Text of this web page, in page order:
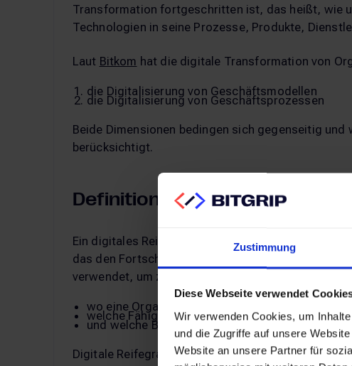
Zustimmung
Diese Webseite verwendet
Wir verwenden Cookies, um
und die Zugriffe auf unsere
Website an unsere Partner für
Transformation fortgeschritten ist, das heißt, wie
Technologien in seine Prozesse, Produkte,
Laut Bitkom hat die digitale Transformation von
die Digitalisierung von Geschäftsmodellen
die Digitalisierung von Geschäftsprozessen
Beide Dimensionen bedingen sich gegenseitig
berücksichtigt.
Definition: Digitales
Ein digitales Reifegradmodell – auch bekannt als
das den Fortschritt einer Organisation in Bezug
verwendet, um zu verstehen…
wo eine Organisation derzeit steht,
welche Fähigkeiten sie bereits hat
und welche Bereiche noch verbessert werden
Digitale Reifegradmodelle können eine Vielzahl